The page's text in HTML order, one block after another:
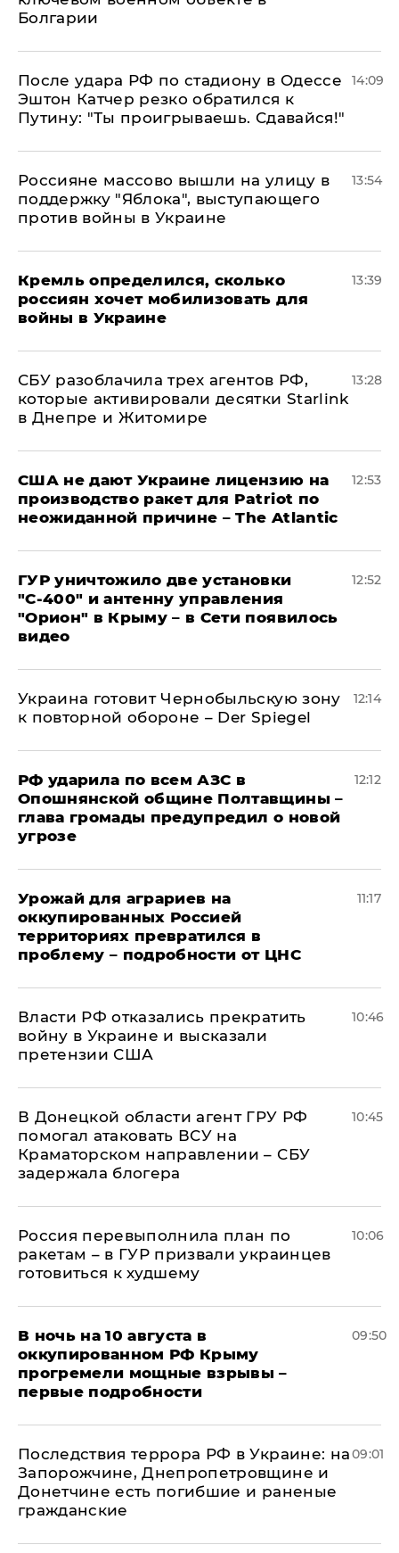
Болгарии
После удара РФ по стадиону в Одессе
Эштон Катчер резко обратился к
Путину: "Ты проигрываешь. Сдавайся!"
14:09
Россияне массово вышли на улицу в
поддержку "Яблока", выступающего
против войны в Украине
13:54
Кремль определился, сколько
россиян хочет мобилизовать для
войны в Украине
13:39
СБУ разоблачила трех агентов РФ,
которые активировали десятки Starlink
в Днепре и Житомире
13:28
США не дают Украине лицензию на
производство ракет для Patriot по
неожиданной причине – The Atlantic
12:53
ГУР уничтожило две установки
"С‑400" и антенну управления
"Орион" в Крыму – в Сети появилось
видео
12:52
Украина готовит Чернобыльскую зону
к повторной обороне – Der Spiegel
12:14
РФ ударила по всем АЗС в
Опошнянской общине Полтавщины –
глава громады предупредил о новой
угрозе
12:12
Урожай для аграриев на
оккупированных Россией
территориях превратился в
проблему – подробности от ЦНС
11:17
Власти РФ отказались прекратить
войну в Украине и высказали
претензии США
10:46
В Донецкой области агент ГРУ РФ
помогал атаковать ВСУ на
Краматорском направлении – СБУ
задержала блогера
10:45
Россия перевыполнила план по
ракетам – в ГУР призвали украинцев
готовиться к худшему
10:06
В ночь на 10 августа в
оккупированном РФ Крыму
прогремели мощные взрывы –
первые подробности
09:50
Последствия террора РФ в Украине: на
Запорожчине, Днепропетровщине и
Донетчине есть погибшие и раненые
гражданские
09:01